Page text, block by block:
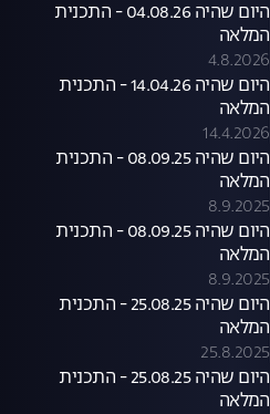
היום שהיה 04.08.26 - התכנית
המלאה
4.8.2026
היום שהיה 14.04.26 - התכנית
המלאה
14.4.2026
היום שהיה 08.09.25 - התכנית
המלאה
8.9.2025
היום שהיה 08.09.25 - התכנית
המלאה
8.9.2025
היום שהיה 25.08.25 - התכנית
המלאה
25.8.2025
היום שהיה 25.08.25 - התכנית
המלאה